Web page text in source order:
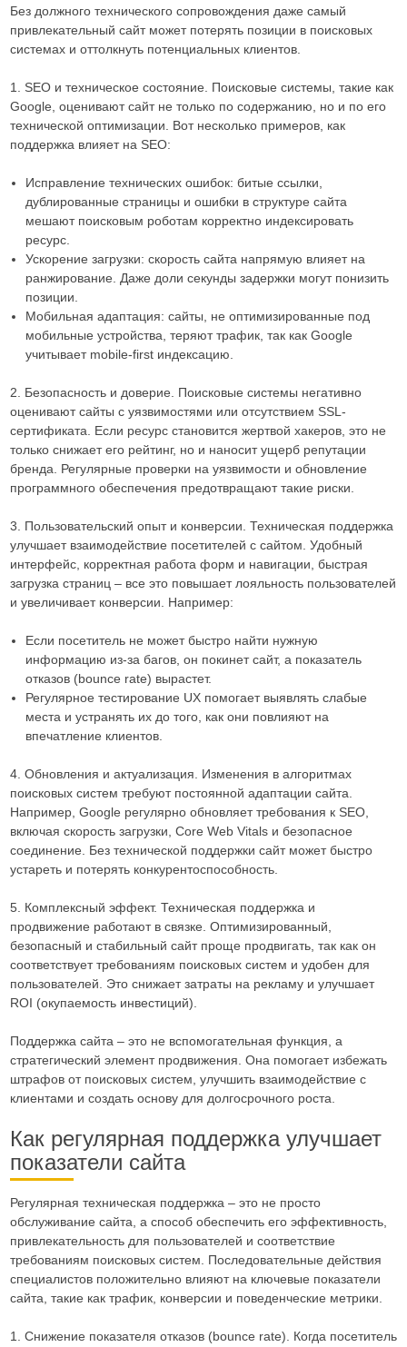
Без должного технического сопровождения даже самый
привлекательный сайт может потерять позиции в поисковых
системах и оттолкнуть потенциальных клиентов.
1. SEO и техническое состояние. Поисковые системы, такие как
Google, оценивают сайт не только по содержанию, но и по его
технической оптимизации. Вот несколько примеров, как
поддержка влияет на SEO:
Исправление технических ошибок: битые ссылки,
дублированные страницы и ошибки в структуре сайта
мешают поисковым роботам корректно индексировать
ресурс.
Ускорение загрузки: скорость сайта напрямую влияет на
ранжирование. Даже доли секунды задержки могут понизить
позиции.
Мобильная адаптация: сайты, не оптимизированные под
мобильные устройства, теряют трафик, так как Google
учитывает mobile-first индексацию.
2. Безопасность и доверие. Поисковые системы негативно
оценивают сайты с уязвимостями или отсутствием SSL-
сертификата. Если ресурс становится жертвой хакеров, это не
только снижает его рейтинг, но и наносит ущерб репутации
бренда. Регулярные проверки на уязвимости и обновление
программного обеспечения предотвращают такие риски.
3. Пользовательский опыт и конверсии. Техническая поддержка
улучшает взаимодействие посетителей с сайтом. Удобный
интерфейс, корректная работа форм и навигации, быстрая
загрузка страниц – все это повышает лояльность пользователей
и увеличивает конверсии. Например:
Если посетитель не может быстро найти нужную
информацию из-за багов, он покинет сайт, а показатель
отказов (bounce rate) вырастет.
Регулярное тестирование UX помогает выявлять слабые
места и устранять их до того, как они повлияют на
впечатление клиентов.
4. Обновления и актуализация. Изменения в алгоритмах
поисковых систем требуют постоянной адаптации сайта.
Например, Google регулярно обновляет требования к SEO,
включая скорость загрузки, Core Web Vitals и безопасное
соединение. Без технической поддержки сайт может быстро
устареть и потерять конкурентоспособность.
5. Комплексный эффект. Техническая поддержка и
продвижение работают в связке. Оптимизированный,
безопасный и стабильный сайт проще продвигать, так как он
соответствует требованиям поисковых систем и удобен для
пользователей. Это снижает затраты на рекламу и улучшает
ROI (окупаемость инвестиций).
Поддержка сайта – это не вспомогательная функция, а
стратегический элемент продвижения. Она помогает избежать
штрафов от поисковых систем, улучшить взаимодействие с
клиентами и создать основу для долгосрочного роста.
Как регулярная поддержка улучшает
показатели сайта
Регулярная техническая поддержка – это не просто
обслуживание сайта, а способ обеспечить его эффективность,
привлекательность для пользователей и соответствие
требованиям поисковых систем. Последовательные действия
специалистов положительно влияют на ключевые показатели
сайта, такие как трафик, конверсии и поведенческие метрики.
1. Снижение показателя отказов (bounce rate). Когда посетитель